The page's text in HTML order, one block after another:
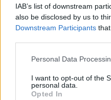
IAB’s list of downstream
also be disclosed by us to
Downstream Participants
Please note that this
not limited to your visit or
grant or deny consent to
Personal Data
I want to opt-out of the
personal data.
Opted In
Search